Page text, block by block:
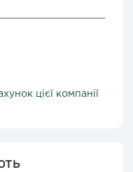
цієї компанії